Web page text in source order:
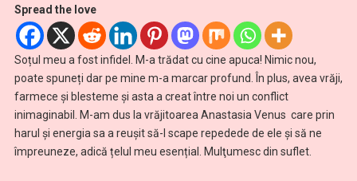
Spread the love
Soțul meu a fost infidel. M-a trădat cu cine apuca! Nimic nou,
poate spuneți dar pe mine m-a marcar profund. În plus, avea vrăji,
farmece și blesteme și asta a creat între noi un conflict
inimaginabil. M-am dus la vrăjitoarea Anastasia Venus care prin
harul şi energia sa a reuşit să-l scape repedede de ele și să ne
împreuneze, adică țelul meu esențial. Mulţumesc din suflet.